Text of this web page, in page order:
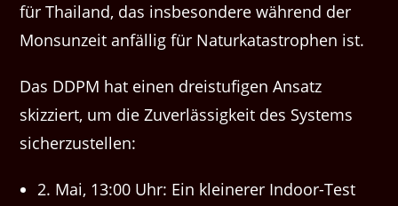
für Thailand, das insbesondere während der
Monsunzeit anfällig für Naturkatastrophen ist.
Das DDPM hat einen dreistufigen Ansatz
skizziert, um die Zuverlässigkeit des Systems
sicherzustellen:
2. Mai, 13:00 Uhr: Ein kleinerer Indoor-Test